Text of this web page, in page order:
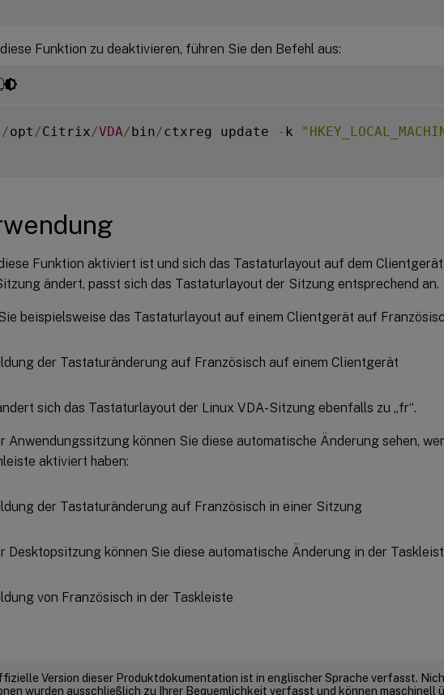
Funktion zu deaktivieren, führen Sie den Befehl aus:
/opt /Citrix/VDA/bin/ctxreg update - k
Funktion aktiviert ist und sich das Tastaturlayout auf dem Clientgerät
ändert, passt sich das Tastaturlayout der Sitzung entsprechend an.
beispielsweise das Tastaturlayout auf einem Clientgerät auf
sich das Tastaturlayout der Linux VDA-Sitzung ebenfalls zu „fr“.
Anwendungssitzung können Sie diese automatische Änderung sehen,
aktiviert haben:
Desktopsitzung können Sie diese automatische Änderung in der
Version dieser Produktdokumentation ist in englischer Sprache verfasst.
wurden ausschließlich zu Ihrer Bequemlichkeit verfasst und können maschinell